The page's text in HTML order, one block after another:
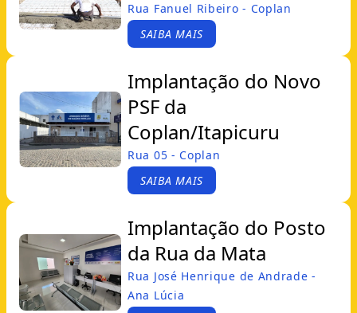
Rua Fanuel Ribeiro - Coplan
SAIBA MAIS
Implantação do Novo
PSF da
Coplan/Itapicuru
Rua 05 - Coplan
SAIBA MAIS
Implantação do Posto
da Rua da Mata
Rua José Henrique de Andrade -
Ana Lúcia